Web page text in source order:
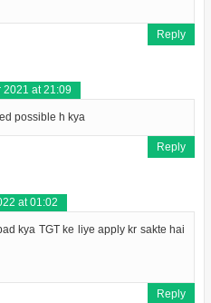
Reply
2021 at 21:09
possible h kya
Reply
at 01:02
kya TGT ke liye apply kr sakte hai
Reply